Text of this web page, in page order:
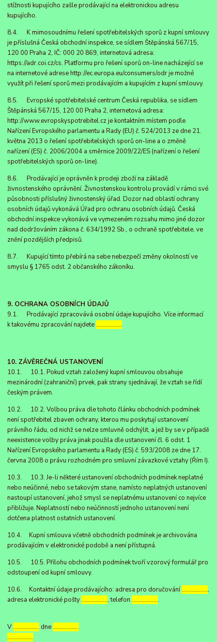
stížnosti kupujícího zašle prodávající na elektronickou adresu
kupujícího.
8.4. K mimosoudnímu řešení spotřebitelských sporů z kupní smlouvy
je příslušná Česká obchodní inspekce, se sídlem Štěpánská 567/15,
120 00 Praha 2, IČ: 000 20 869, internetová adresa:
https://adr.coi.cz/cs. Platformu pro řešení sporů on-line nacházející se
na internetové adrese http://ec.europa.eu/consumers/odr je možné
využít při řešení sporů mezi prodávajícím a kupujícím z kupní smlouvy.
8.5. Evropské spotřebitelské centrum Česká republika, se sídlem
Štěpánská 567/15, 120 00 Praha 2, internetová adresa:
http://www.evropskyspotrebitel.cz je kontaktním místem podle
Nařízení Evropského parlamentu a Rady (EU) č. 524/2013 ze dne 21.
května 2013 o řešení spotřebitelských sporů on-line a o změně
nařízení (ES) č. 2006/2004 a směrnice 2009/22/ES (nařízení o řešení
spotřebitelských sporů on-line).
8.6. Prodávající je oprávněn k prodeji zboží na základě
živnostenského oprávnění. Živnostenskou kontrolu provádí v rámci své
působnosti příslušný živnostenský úřad. Dozor nad oblastí ochrany
osobních údajů vykonává Úřad pro ochranu osobních údajů. Česká
obchodní inspekce vykonává ve vymezeném rozsahu mimo jiné dozor
nad dodržováním zákona č. 634/1992 Sb., o ochraně spotřebitele, ve
znění pozdějších předpisů.
8.7. Kupující tímto přebírá na sebe nebezpečí změny okolností ve
smyslu § 1765 odst. 2 občanského zákoníku.
9. OCHRANA OSOBNÍCH ÚDAJŮ
9.1. Prodávající zpracovává osobní údaje kupujícího. Více informací
k takovému zpracování najdete………………
10. ZÁVĚREČNÁ USTANOVENÍ
10.1. 10.1. Pokud vztah založený kupní smlouvou obsahuje
mezinárodní (zahraniční) prvek, pak strany sjednávají, že vztah se řídí
českým právem.
10.2. 10.2. Volbou práva dle tohoto článku obchodních podmínek
není spotřebitel zbaven ochrany, kterou mu poskytují ustanovení
právního řádu, od nichž se nelze smluvně odchýlit, a jež by se v případě
neexistence volby práva jinak použila dle ustanovení čl. 6 odst. 1
Nařízení Evropského parlamentu a Rady (ES) č. 593/2008 ze dne 17.
června 2008 o právu rozhodném pro smluvní závazkové vztahy (Řím I).
10.3. 10.3. Je-li některé ustanovení obchodních podmínek neplatné
nebo neúčinné, nebo se takovým stane, namísto neplatných ustanovení
nastoupí ustanovení, jehož smysl se neplatnému ustanovení co nejvíce
přibližuje. Neplatností nebo neúčinností jednoho ustanovení není
dotčena platnost ostatních ustanovení.
10.4. Kupní smlouva včetně obchodních podmínek je archivována
prodávajícím v elektronické podobě a není přístupná.
10.5. 10.5. Přílohu obchodních podmínek tvoří vzorový formulář pro
odstoupení od kupní smlouvy.
10.6. Kontaktní údaje prodávajícího: adresa pro doručování………………,
adresa elektronické pošty………………, telefon ……………….
V……………… dne………………
………………